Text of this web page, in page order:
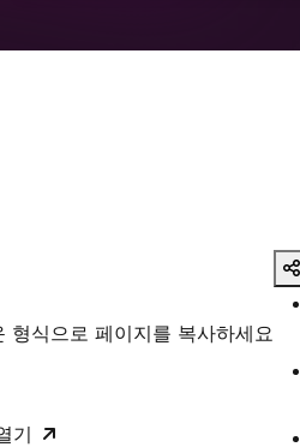
형식으로 페이지를 복사하세요
기